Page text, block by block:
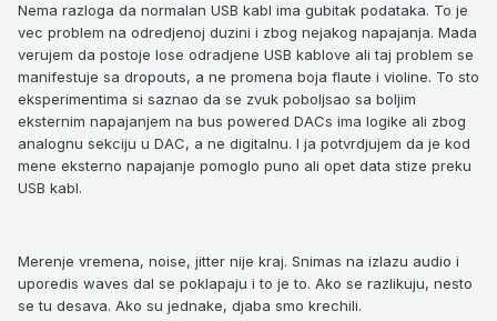
Nema razloga da normalan USB kabl ima gubitak podataka. To je
vec problem na odredjenoj duzini i zbog nejakog napajanja. Mada
verujem da postoje lose odradjene USB kablove ali taj problem se
manifestuje sa dropouts, a ne promena boja flaute i violine. To sto
eksperimentima si saznao da se zvuk poboljsao sa boljim
eksternim napajanjem na bus powered DACs ima logike ali zbog
analognu sekciju u DAC, a ne digitalnu. I ja potvrdjujem da je kod
mene eksterno napajanje pomoglo puno ali opet data stize preku
USB kabl.
Merenje vremena, noise, jitter nije kraj. Snimas na izlazu audio i
uporedis waves dal se poklapaju i to je to. Ako se razlikuju, nesto
se tu desava. Ako su jednake, djaba smo krechili.